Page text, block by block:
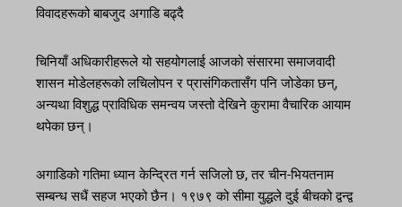
विवादहरूको बाबजुद अगाडि बढ्दै
चिनियाँ अधिकारीहरूले यो सहयोगलाई आजको संसारमा समाजवादी
शासन मोडेलहरूको लचिलोपन र प्रासंगिकतासँग पनि जोडेका छन्,
अन्यथा विशुद्ध प्राविधिक समन्वय जस्तो देखिने कुरामा वैचारिक आयाम
थपेका छन्।
अगाडिको गतिमा ध्यान केन्द्रित गर्न सजिलो छ, तर चीन-भियतनाम
सम्बन्ध सधैं सहज भएको छैन। १९७९ को सीमा युद्धले दुई बीचको द्वन्द्व